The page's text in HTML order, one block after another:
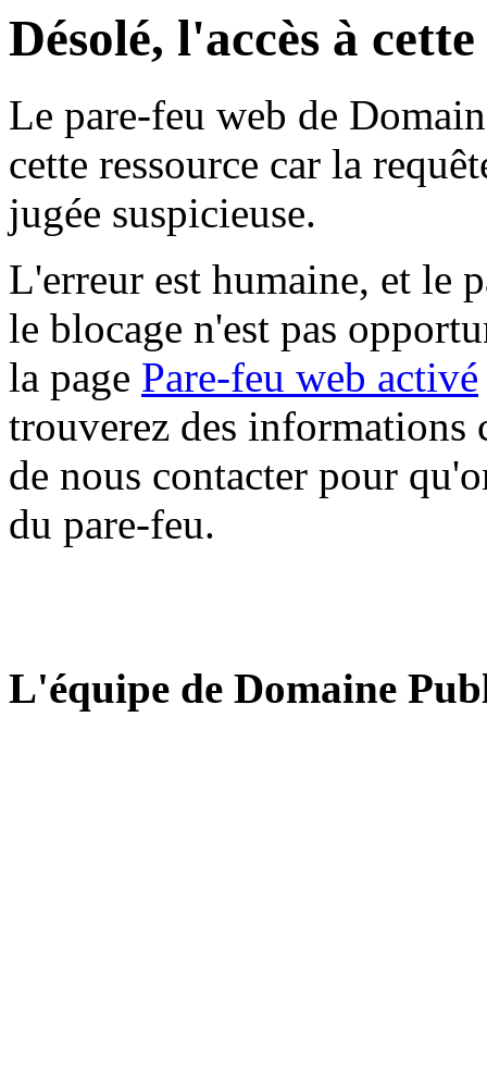
Désolé, l'accès à
Le pare-feu web de
cette ressource car la
jugée suspicieuse.
L'erreur est humaine, et le
le blocage n'est pas
la page Pare-feu web activé
trouverez des informations
de nous contacter pour
du pare-feu.
L'équipe de Domaine